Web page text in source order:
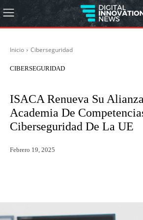
Inicio Ciberseguridad
CIBERSEGURIDAD
ISACA Renueva Su
Academia De
Ciberseguridad De La UE
Febrero 19, 2025